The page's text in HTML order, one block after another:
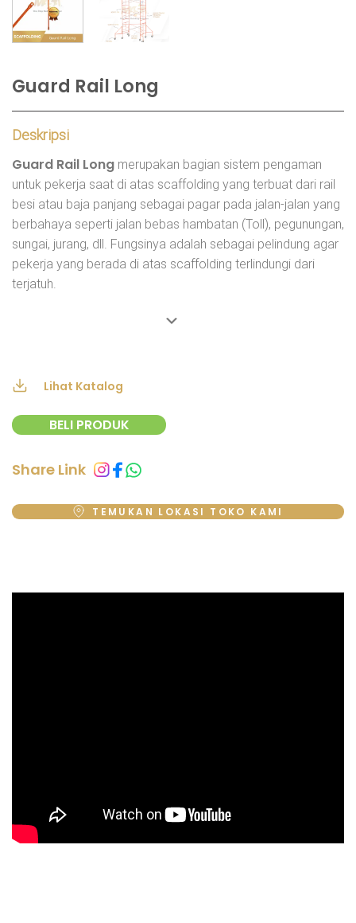
Guard Rail Long
Deskripsi
Guard Rail Long merupakan bagian sistem pengaman
untuk pekerja saat di atas scaffolding yang terbuat dari rail
besi atau baja panjang sebagai pagar pada jalan-jalan yang
berbahaya seperti jalan bebas hambatan (Toll), pegunungan,
sungai, jurang, dll. Fungsinya adalah sebagai pelindung agar
pekerja yang berada di atas scaffolding terlindungi dari
terjatuh.
Lihat Katalog
BELI PRODUK
Share Link
TEMUKAN LOKASI TOKO KAMI